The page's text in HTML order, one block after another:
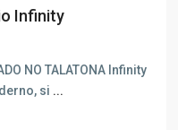
Infinity
NO TALATONA Infinity
si ...